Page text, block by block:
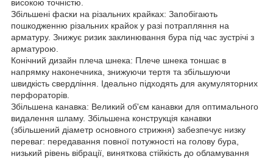
високою точністю.
Збільшені фаски на різальних крайках: Запобігають
пошкодженню різальних крайок у разі потрапляння на
арматуру. Знижує ризик заклинювання бура під час зустрічі з
арматурою.
Конічний дизайн плеча шнека: Плече шнека тоншає в
напрямку наконечника, знижуючи тертя та збільшуючи
швидкість свердління. Ідеально підходять для акумуляторних
перфораторів.
Збільшена канавка: Великий об'єм канавки для оптимального
видалення шламу. Збільшена конструкція канавки
(збільшений діаметр основного стрижня) забезпечує низку
переваг: передавання повної потужності на голову бура,
низький рівень вібрації, виняткова стійкість до обламування